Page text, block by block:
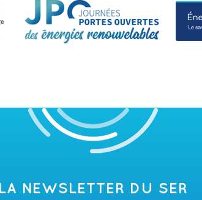
LA NEWSLETTER DU SER